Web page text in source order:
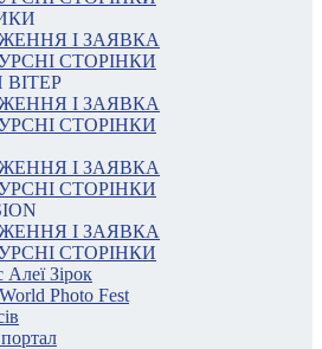
І ЗАЯВКА
СТОРІНКИ
І ЗАЯВКА
СТОРІНКИ
І ЗАЯВКА
СТОРІНКИ
І ЗАЯВКА
СТОРІНКИ
Зірок
Photo Fest